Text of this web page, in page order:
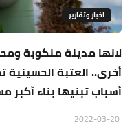
اخبار وتقارير
لانها مدينة منكوبة
أخرى.. العتبة الحسينية
أسباب تبنيها بناء